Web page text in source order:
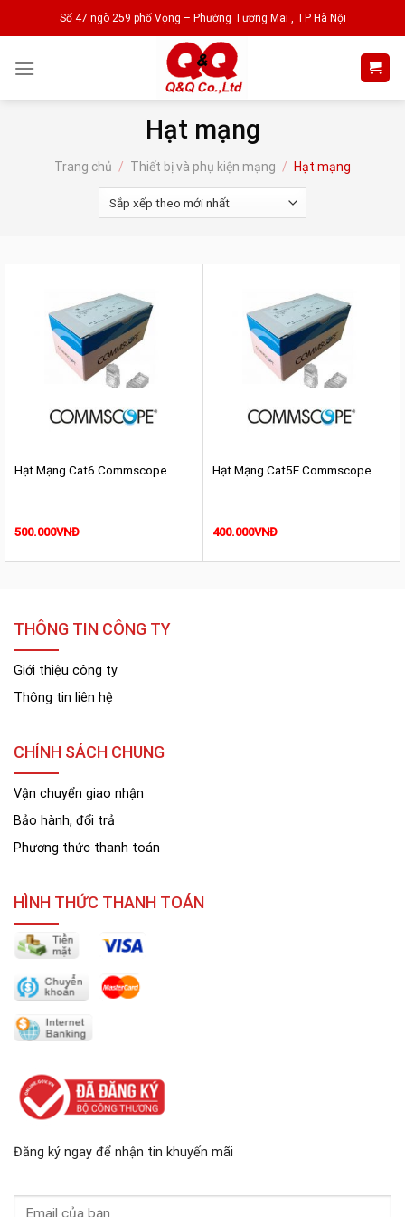
to
Số 47 ngõ 259 phố Vọng – Phường Tương Mai , TP Hà Nội
Hạt mạng
Trang chủ / Thiết bị và phụ kiện mạng / Hạt mạng
Hạt Mạng Cat6 Commscope
500.000VNĐ
Hạt Mạng Cat5E Commscope
400.000VNĐ
THÔNG TIN CÔNG TY
Giới thiệu công ty
Thông tin liên hệ
CHÍNH SÁCH CHUNG
Vận chuyển giao nhận
Bảo hành, đổi trả
Phương thức thanh toán
HÌNH THỨC THANH TOÁN
Đăng ký ngay để nhận tin khuyến mãi